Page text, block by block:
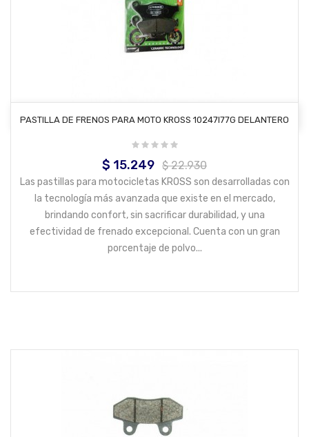
AÑADIR AL CARRITO
PASTILLA DE FRENOS PARA MOTO KROSS 10247I77G DELANTERO
Precio
$ 15.249
Precio
base
$ 22.930
Las pastillas para motocicletas KROSS son desarrolladas con
la tecnología más avanzada que existe en el mercado,
brindando confort, sin sacrificar durabilidad, y una
efectividad de frenado excepcional. Cuenta con un gran
porcentaje de polvo...